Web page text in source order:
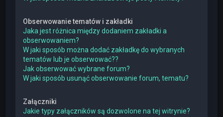
Obserwowanie tematów i zakładki
Jaka jest różnica między dodaniem zakładki a
obserwowaniem?
W jaki sposób można dodać zakładkę do wybranych
tematów lub je obserwować??
Jak obserwować wybrane forum?
W jaki sposób usunąć obserwowanie forum, tematu?
Załączniki
Jakie typy załączników są dozwolone na tej witrynie?